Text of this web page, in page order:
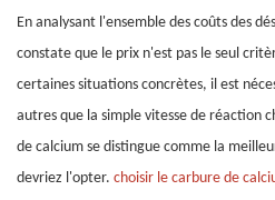
En analysant l'ensemble des coûts des
constate que le prix n'est pas le seul
certaines situations concrètes, il est
autres que la simple vitesse de réaction
de calcium se distingue comme la
devriez l'opter. choisir le carbure de